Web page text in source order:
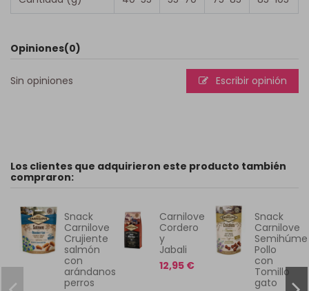
Opiniones(0)
Sin opiniones Escribir opinión
Los clientes que adquirieron este producto también
compraron:
Snack
Carnilove
Crujiente
salmón
con
arándanos
perros
Carnilove
Cordero
y
Jabali
12,95 €
Snack
Carnilove
Pollo
con
Tomillo
gato